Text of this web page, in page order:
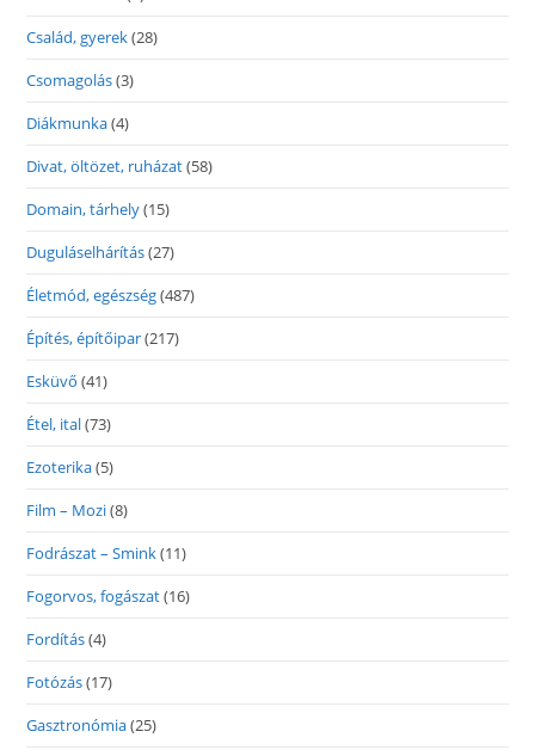
Család, gyerek(28)
Csomagolás(3)
Diákmunka(4)
Divat, öltözet, ruházat(58)
Domain, tárhely(15)
Duguláselhárítás(27)
Életmód, egészség(487)
Építés, építőipar(217)
Esküvő (41)
Étel, ital(73)
Ezoterika(5)
Film – Mozi(8)
Fodrászat – Smink(11)
Fogorvos, fogászat(16)
Fordítás(4)
Fotózás(17)
Gasztronómia(25)